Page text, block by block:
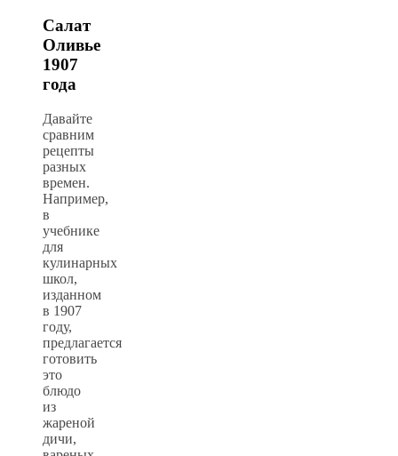
Салат
Оливье
1907
года
Давайте
сравним
рецепты
разных
времен.
Например,
в
учебнике
для
кулинарных
школ,
изданном
в 1907
году,
предлагается
готовить
это
блюдо
из
жареной
дичи,